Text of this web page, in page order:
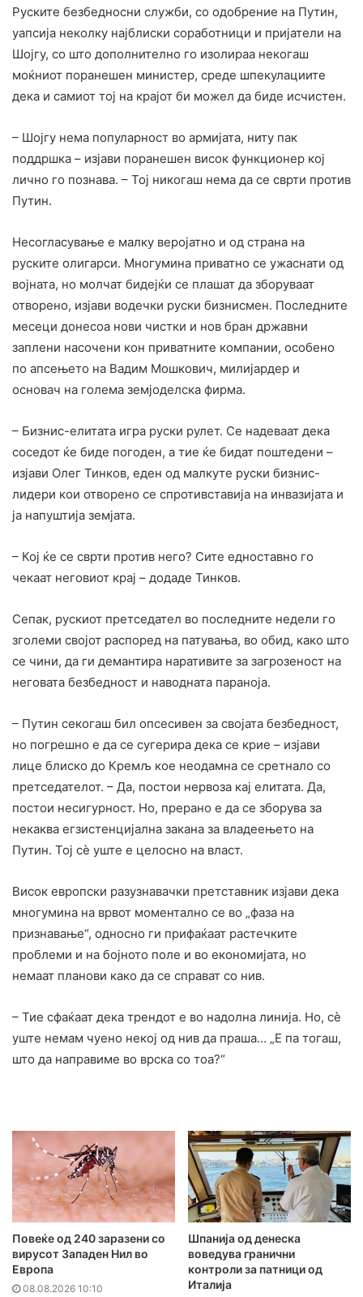
Руските безбедносни служби, со одобрение на Путин,
уапсија неколку најблиски соработници и пријатели на
Шојгу, со што дополнително го изолираа некогаш
моќниот поранешен министер, среде шпекулациите
дека и самиот тој на крајот би можел да биде исчистен.
– Шојгу нема популарност во армијата, ниту пак
поддршка – изјави поранешен висок функционер кој
лично го познава. – Тој никогаш нема да се сврти против
Путин.
Несогласување е малку веројатно и од страна на
руските олигарси. Многумина приватно се ужаснати од
војната, но молчат бидејќи се плашат да зборуваат
отворено, изјави водечки руски бизнисмен. Последните
месеци донесоа нови чистки и нов бран државни
заплени насочени кон приватните компании, особено
по апсењето на Вадим Мошкович, милијардер и
основач на голема земјоделска фирма.
– Бизнис-елитата игра руски рулет. Се надеваат дека
соседот ќе биде погоден, а тие ќе бидат поштедени –
изјави Олег Тинков, еден од малкуте руски бизнис-
лидери кои отворено се спротивставија на инвазијата и
ја напуштија земјата.
– Кој ќе се сврти против него? Сите едноставно го
чекаат неговиот крај – додаде Тинков.
Сепак, рускиот претседател во последните недели го
зголеми својот распоред на патувања, во обид, како што
се чини, да ги демантира наративите за загрозеност на
неговата безбедност и наводната параноја.
– Путин секогаш бил опсесивен за својата безбедност,
но погрешно е да се сугерира дека се крие – изјави
лице блиско до Кремљ кое неодамна се сретнало со
претседателот. – Да, постои нервоза кај елитата. Да,
постои несигурност. Но, прерано е да се зборува за
некаква егзистенцијална закана за владеењето на
Путин. Тој сè уште е целосно на власт.
Висок европски разузнавачки претставник изјави дека
многумина на врвот моментално се во „фаза на
признавање“, односно ги прифаќаат растечките
проблеми и на бојното поле и во економијата, но
немаат планови како да се справат со нив.
– Тие сфаќаат дека трендот е во надолна линија. Но, сè
уште немам чуено некој од нив да праша… „Е па тогаш,
што да направиме во врска со тоа?“
Повеќе од 240 заразени со
вирусот Западен Нил во
Европа
08.08.2026 10:10
Шпанија од денеска
воведува гранични
контроли за патници од
Италија